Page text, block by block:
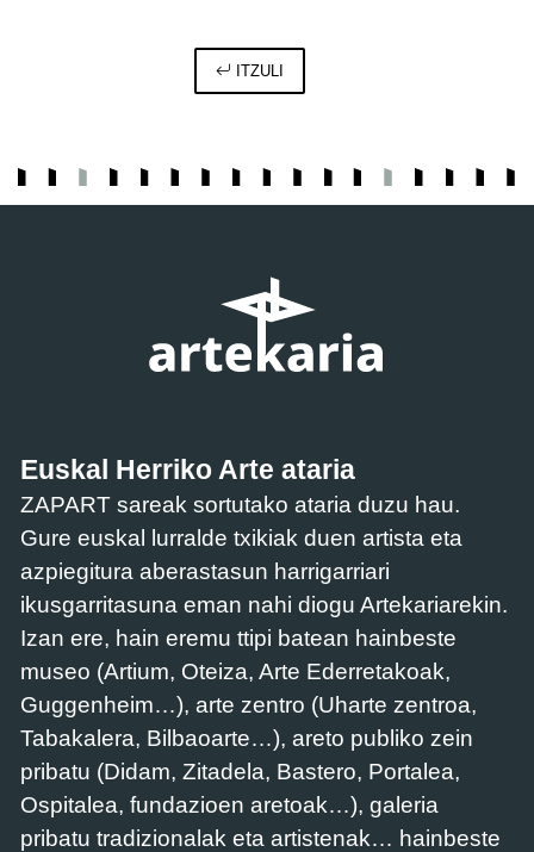
ITZULI
Euskal Herriko Arte ataria
ZAPART sareak sortutako ataria duzu hau.
Gure euskal lurralde txikiak duen artista eta
azpiegitura aberastasun harrigarriari
ikusgarritasuna eman nahi diogu Artekariarekin.
Izan ere, hain eremu ttipi batean hainbeste
museo (Artium, Oteiza, Arte Ederretakoak,
Guggenheim…), arte zentro (Uharte zentroa,
Tabakalera, Bilbaoarte…), areto publiko zein
pribatu (Didam, Zitadela, Bastero, Portalea,
Ospitalea, fundazioen aretoak…), galeria
pribatu tradizionalak eta artistenak… hainbeste